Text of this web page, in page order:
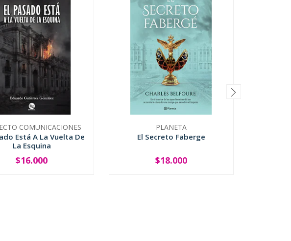
COMUNICACIONES
Está A La Vuelta De
La Esquina
+
$16.000
PLANETA
El Secreto Faberge
+
$18.000